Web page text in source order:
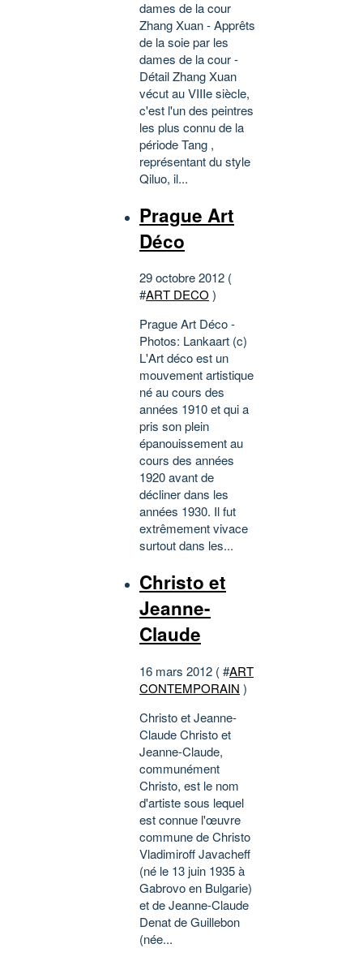
dames de la cour
Zhang Xuan - Apprêts
de la soie par les
dames de la cour -
Détail Zhang Xuan
vécut au VIIIe siècle,
c'est l'un des peintres
les plus connu de la
période Tang ,
représentant du style
Qiluo, il...
Prague Art
Déco
29 octobre 2012 (
#ART DECO )
Prague Art Déco -
Photos: Lankaart (c)
L'Art déco est un
mouvement artistique
né au cours des
années 1910 et qui a
pris son plein
épanouissement au
cours des années
1920 avant de
décliner dans les
années 1930. Il fut
extrêmement vivace
surtout dans les...
Christo et
Jeanne-
Claude
16 mars 2012 ( #ART
CONTEMPORAIN )
Christo et Jeanne-
Claude Christo et
Jeanne-Claude,
communément
Christo, est le nom
d'artiste sous lequel
est connue l'œuvre
commune de Christo
Vladimiroff Javacheff
(né le 13 juin 1935 à
Gabrovo en Bulgarie)
et de Jeanne-Claude
Denat de Guillebon
(née...